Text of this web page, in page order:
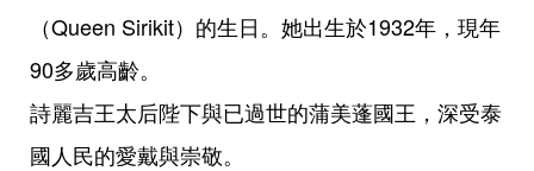
（Queen Sirikit）的生日。她出生於1932年，現年
90多歲高齡。
詩麗吉王太后陛下與已過世的蒲美蓬國王，深受泰
國人民的愛戴與崇敬。